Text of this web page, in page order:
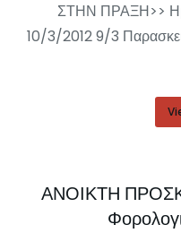
ΣΤΗΝ ΠΡΑΞΗ>>
10/3/2012 9/3
ΑΝΟΙΚΤΗ